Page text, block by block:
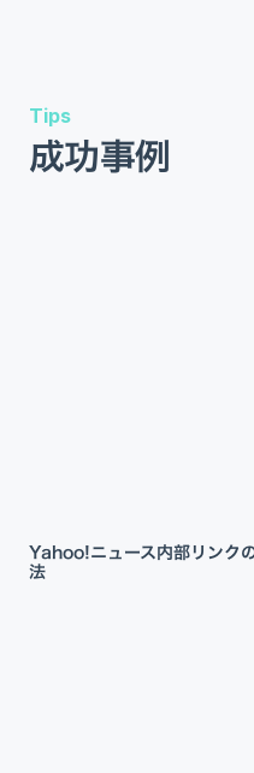
Tips
成功事例
Yahoo!ニュース内部リンク
法